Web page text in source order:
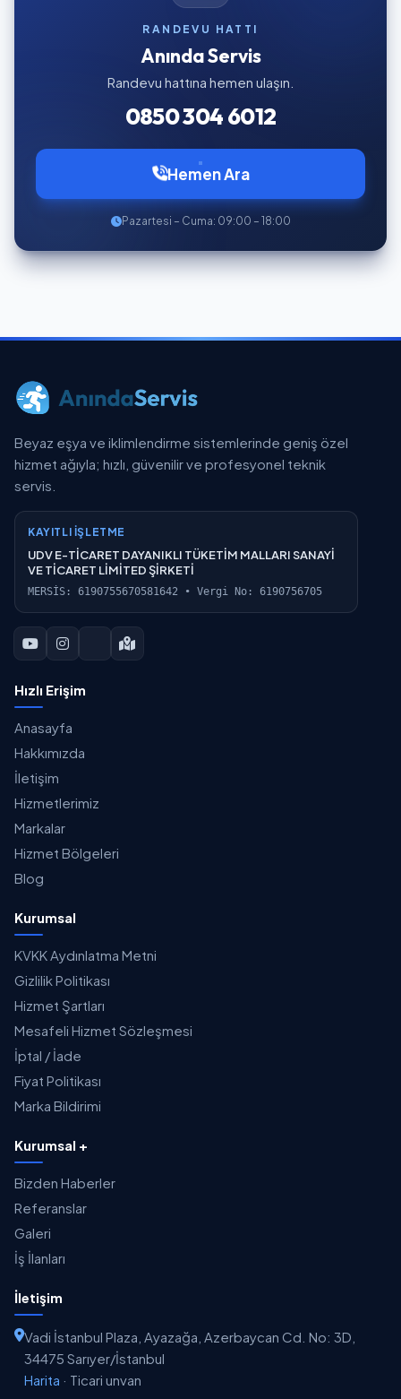
RANDEVU HATTI
Anında Servis
Randevu hattına hemen ulaşın.
0850 304 6012
Hemen Ara
Pazartesi – Cuma: 09:00 – 18:00
Beyaz eşya ve iklimlendirme sistemlerinde geniş özel
hizmet ağıyla; hızlı, güvenilir ve profesyonel teknik
servis.
KAYITLI İŞLETME
UDV E-TİCARET DAYANIKLI TÜKETİM MALLARI SANAYİ
VE TİCARET LİMİTED ŞİRKETİ
MERSİS: 6190755670581642 • Vergi No: 6190756705
Hızlı Erişim
Anasayfa
Hakkımızda
İletişim
Hizmetlerimiz
Markalar
Hizmet Bölgeleri
Blog
Kurumsal
KVKK Aydınlatma Metni
Gizlilik Politikası
Hizmet Şartları
Mesafeli Hizmet Sözleşmesi
İptal / İade
Fiyat Politikası
Marka Bildirimi
Kurumsal +
Bizden Haberler
Referanslar
Galeri
İş İlanları
İletişim
Vadi İstanbul Plaza, Ayazağa, Azerbaycan Cd. No: 3D,
34475 Sarıyer/İstanbul
Harita · Ticari unvan